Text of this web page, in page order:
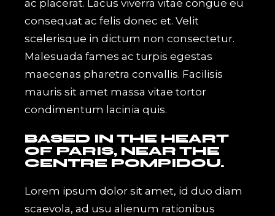
ac placerat. Lacus viverra vitae congue eu
consequat ac felis donec et. Velit
scelerisque in dictum non consectetur.
Malesuada fames ac turpis egestas
maecenas pharetra convallis. Facilisis
mauris sit amet massa vitae tortor
condimentum lacinia quis.
BASED IN THE HEART
OF PARIS, NEAR THE
CENTRE POMPIDOU.
Lorem ipsum dolor sit amet, id duo diam
scaevola, ad usu alienum rationibus